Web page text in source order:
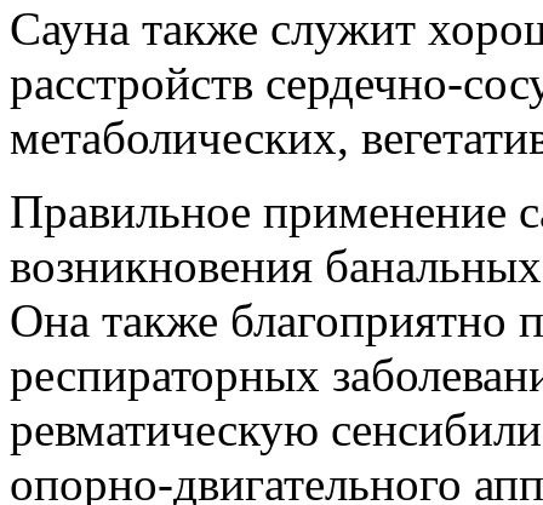
Сауна также служит
расстройств сердечно-
метаболических,
Правильное применение
возникновения
Она также благоприятно
респираторных
ревматическую
опорно-двигательного